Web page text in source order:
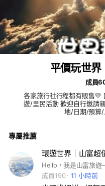
平價玩世
成員
各家旅行社行程都有販售
遊/里民活動 歡迎自行邀請
地/日期/預算
專屬推薦
環遊世界｜山富超
成員190
11 小時前